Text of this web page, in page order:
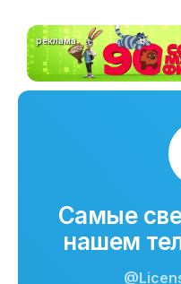
реклама
Самые
нашем